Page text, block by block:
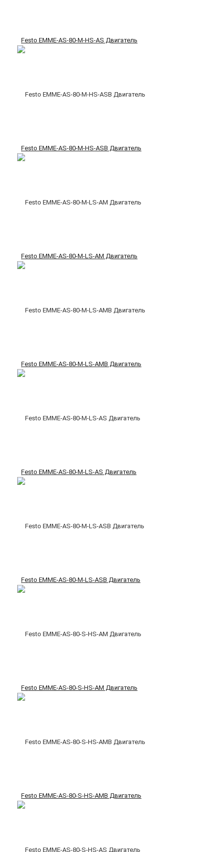
Festo EMME-AS-80-M-HS-AS Двигатель
Festo EMME-AS-80-M-HS-ASB Двигатель
Festo EMME-AS-80-M-LS-AM Двигатель
Festo EMME-AS-80-M-LS-AMB Двигатель
Festo EMME-AS-80-M-LS-AS Двигатель
Festo EMME-AS-80-M-LS-ASB Двигатель
Festo EMME-AS-80-S-HS-AM Двигатель
Festo EMME-AS-80-S-HS-AMB Двигатель